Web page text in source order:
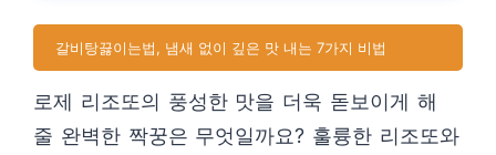
갈비탕끓이는법, 냄새 없이 깊은 맛 내는 7가지 비법
로제 리조또의 풍성한 맛을 더욱 돋보이게 해
줄 완벽한 짝꿍은 무엇일까요? 훌륭한 리조또와